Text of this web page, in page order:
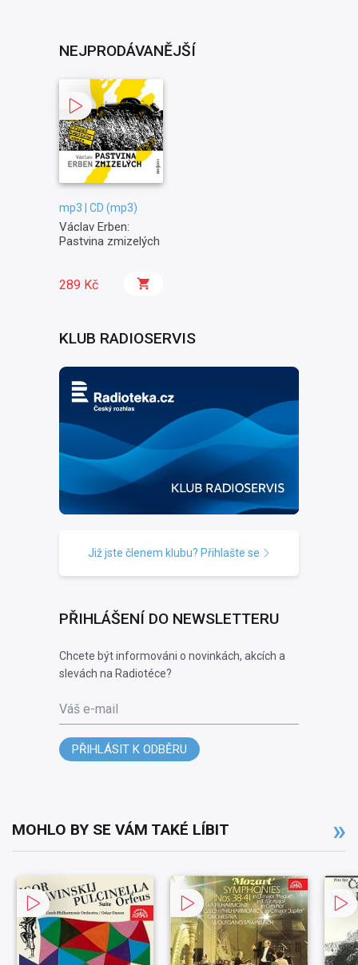
NEJPRODÁVANĚJŠÍ
mp3 | CD (mp3)
Václav Erben:
Pastvina zmizelých
289 Kč
KLUB RADIOSERVIS
Již jste členem klubu? Přihlašte se
PŘIHLÁŠENÍ DO NEWSLETTERU
Chcete být informováni o novinkách, akcích a
slevách na Radiotéce?
Váš e-mail
PŘIHLÁSIT K ODBĚRU
MOHLO BY SE VÁM TAKÉ LÍBIT